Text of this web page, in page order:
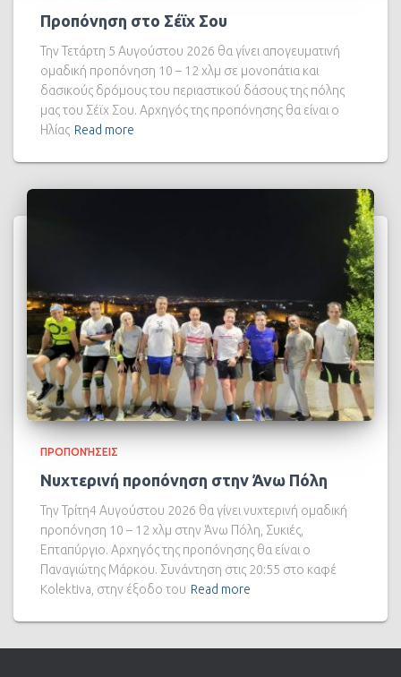
Προπόνηση στο Σέϊχ Σου
Την Τετάρτη 5 Αυγούστου 2026 θα γίνει απογευματινή
ομαδική προπόνηση 10 – 12 χλμ σε μονοπάτια και
δασικούς δρόμους του περιαστικού δάσους της πόλης
μας του Σέϊχ Σου. Αρχηγός της προπόνησης θα είναι ο
Ηλίας Read more
ΠΡΟΠΟΝΉΣΕΙΣ
Νυχτερινή προπόνηση στην Άνω Πόλη
Την Τρίτη4 Αυγούστου 2026 θα γίνει νυχτερινή ομαδική
προπόνηση 10 – 12 χλμ στην Άνω Πόλη, Συκιές,
Επταπύργιο. Αρχηγός της προπόνησης θα είναι ο
Παναγιώτης Μάρκου. Συνάντηση στις 20:55 στο καφέ
Kolektiva, στην έξοδο του Read more